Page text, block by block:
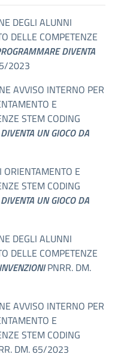
DEGLI ALUNNI
DELLE COMPETENZE
DIVENTA
2023
AVVISO INTERNO PER
E
STEM CODING
UN GIOCO DA
E
STEM CODING
UN GIOCO DA
DEGLI ALUNNI
DELLE COMPETENZE
PNRR. DM.
AVVISO INTERNO PER
E
STEM CODING
DM. 65/2023